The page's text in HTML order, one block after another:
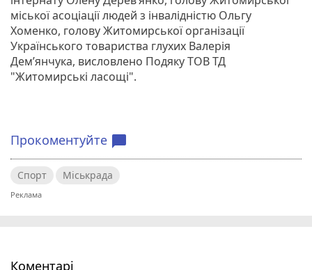
міської асоціації людей з інвалідністю Ольгу
Хоменко, голову Житомирської організації
Українського товариства глухих Валерія
Дем’янчука, висловлено Подяку ТОВ ТД
"Житомирські ласощі".
Прокоментуйте chat_bubble
Спорт Міськрада
Коментарі